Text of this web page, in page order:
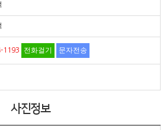
1193 전화걸기 문자전송
사진정보